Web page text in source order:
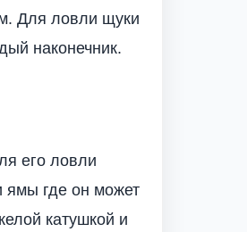
Для ловли щуки
наконечник.
его ловли
ямы где он может
катушкой и